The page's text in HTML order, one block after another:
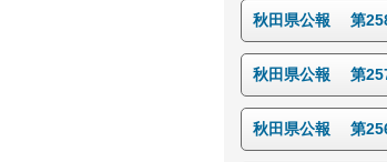
秋田県公報 第
秋田県公報 第
秋田県公報 第